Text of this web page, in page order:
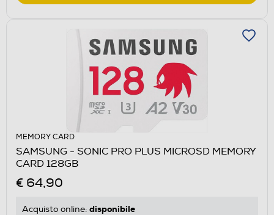
MEMORY CARD
SAMSUNG - SONIC PRO PLUS MICROSD MEMORY
CARD 128GB
€ 64,90
Acquisto online: disponibile